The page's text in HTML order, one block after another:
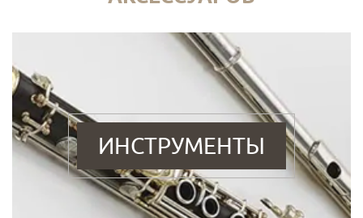
ИНСТРУМЕНТЫ